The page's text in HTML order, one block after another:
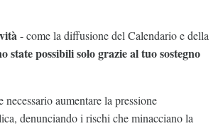
- come la diffusione del Calendario e della
state possibili solo grazie al tuo sostegno
necessario aumentare la pressione
denunciando i rischi che minacciano la